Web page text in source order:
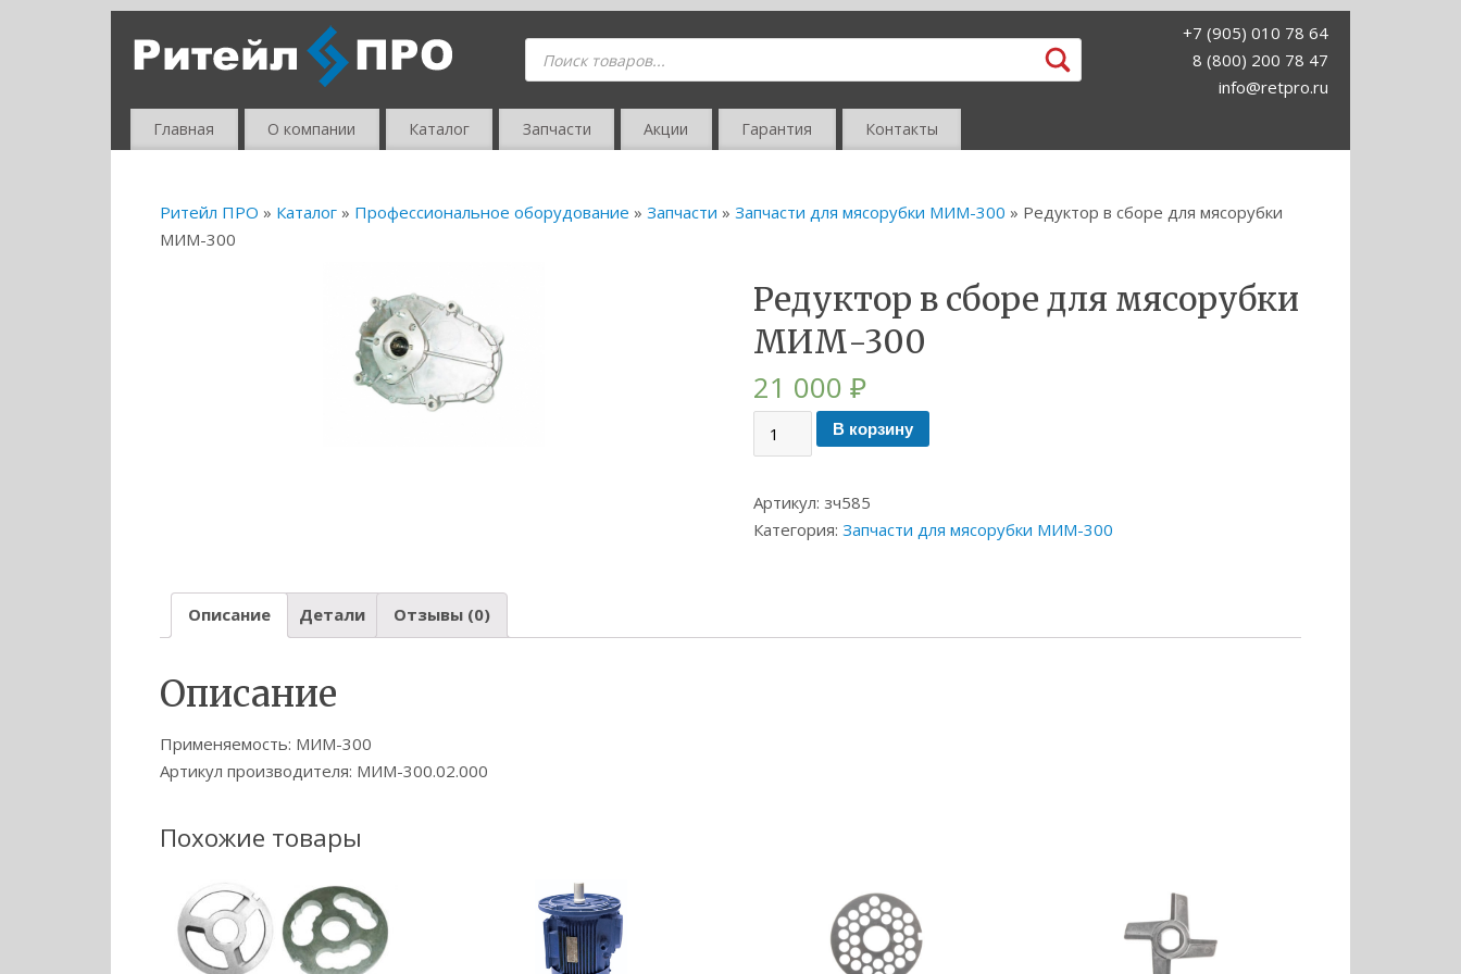
+7 (905) 010 78 64
8 (800) 200 78 47
info@retpro.ru
Главная О компании Каталог Запчасти Акции Гарантия Контакты
Ритейл ПРО » Каталог » Профессиональное оборудование » Запчасти » Запчасти для мясорубки МИМ-300 » Редуктор в сборе для мясорубки
МИМ-300
Редуктор в сборе для мясорубки
МИМ-300
21 000 ₽
В корзину
Артикул: зч585
Категория: Запчасти для мясорубки МИМ-300
Описание Детали Отзывы (0)
Описание
Применяемость: МИМ-300
Артикул производителя: МИМ-300.02.000
Похожие товары